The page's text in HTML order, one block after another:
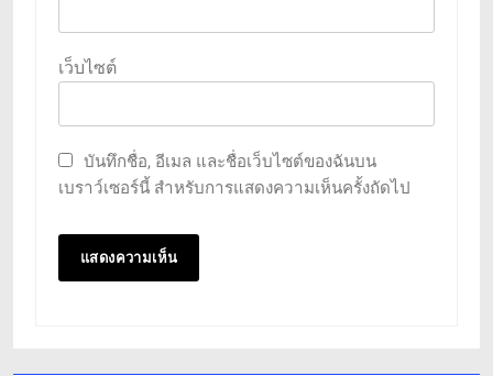
เว็บไซต์
บันทึกชื่อ, อีเมล และชื่อเว็บไซต์ของฉันบน
เบราว์เซอร์นี้ สำหรับการแสดงความเห็นครั้งถัดไป